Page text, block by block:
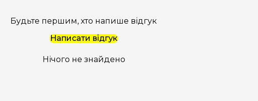
Будьте першим, хто напише відгук
Написати відгук
Нічого не знайдено